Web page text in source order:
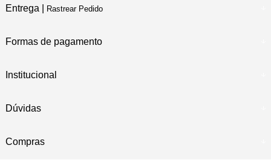
Entrega | Rastrear Pedido
Formas de pagamento
Institucional
Dúvidas
Compras